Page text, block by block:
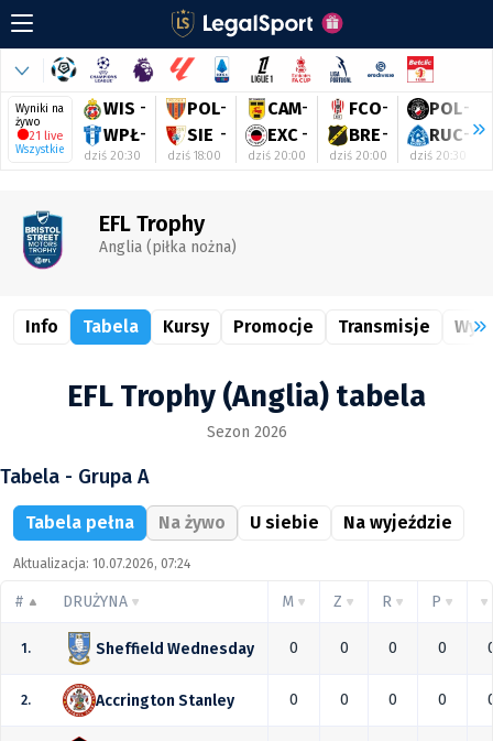
Wyniki na
żywo
21 live
Wszystkie
WIS -
WPŁ-
dziś 20:30
POL-
SIE -
dziś 18:00
CAM-
EXC -
dziś 20:00
FCO-
BRE-
dziś 20:00
POL-
RUC-
dziś 20:30
EFL Trophy
Anglia (piłka nożna)
Info Tabela Kursy Promocje Transmisje
EFL Trophy (Anglia) tabela
Sezon 2026
Tabela - Grupa A
Tabela pełna Na żywo U siebie Na wyjeździe
Aktualizacja: 10.07.2026, 07:24
# DRUŻYNA M Z R P
1. Sheffield Wednesday 0 0 0 0
2. Accrington Stanley 0 0 0 0